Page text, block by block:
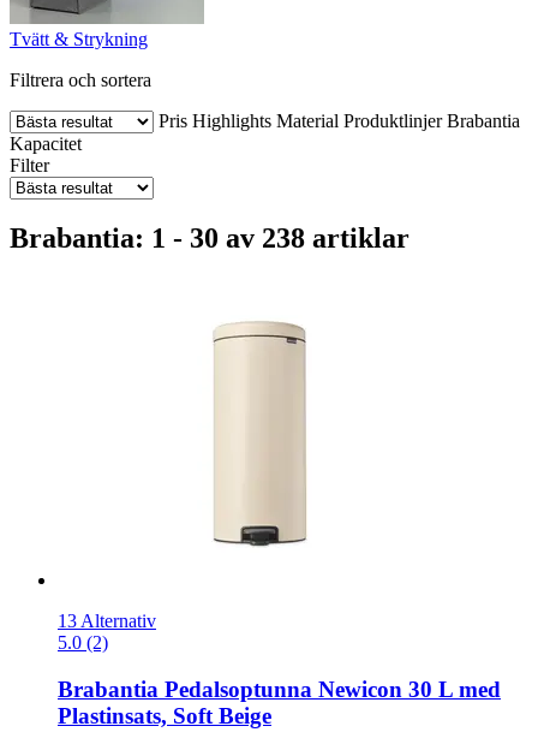
Tvätt & Strykning
Filtrera och sortera
Pris Highlights Material Produktlinjer Brabantia
Kapacitet
Filter
Brabantia: 1 - 30 av 238 artiklar
13 Alternativ
5.0 (2)
Brabantia Pedalsoptunna Newicon 30 L med
Plastinsats, Soft Beige